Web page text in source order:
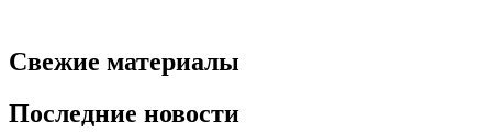
Свежие материалы
Последние новости